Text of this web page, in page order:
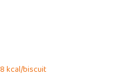
kcal/biscuit